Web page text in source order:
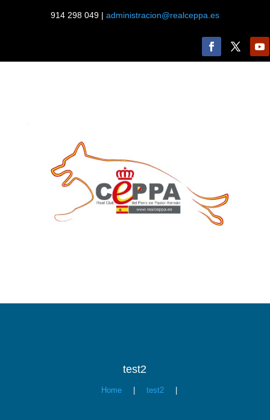
914 298 049 | administracion@realceppa.es
test2
Home test2